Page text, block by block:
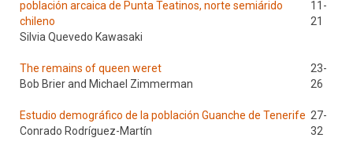
población arcaica de Punta Teatinos, norte semiárido
chileno
11-
21
Silvia Quevedo Kawasaki
The remains of queen weret
23-
26
Bob Brier and Michael Zimmerman
Estudio demográfico de la población Guanche de Tenerife 27-
32
Conrado Rodríguez-Martín